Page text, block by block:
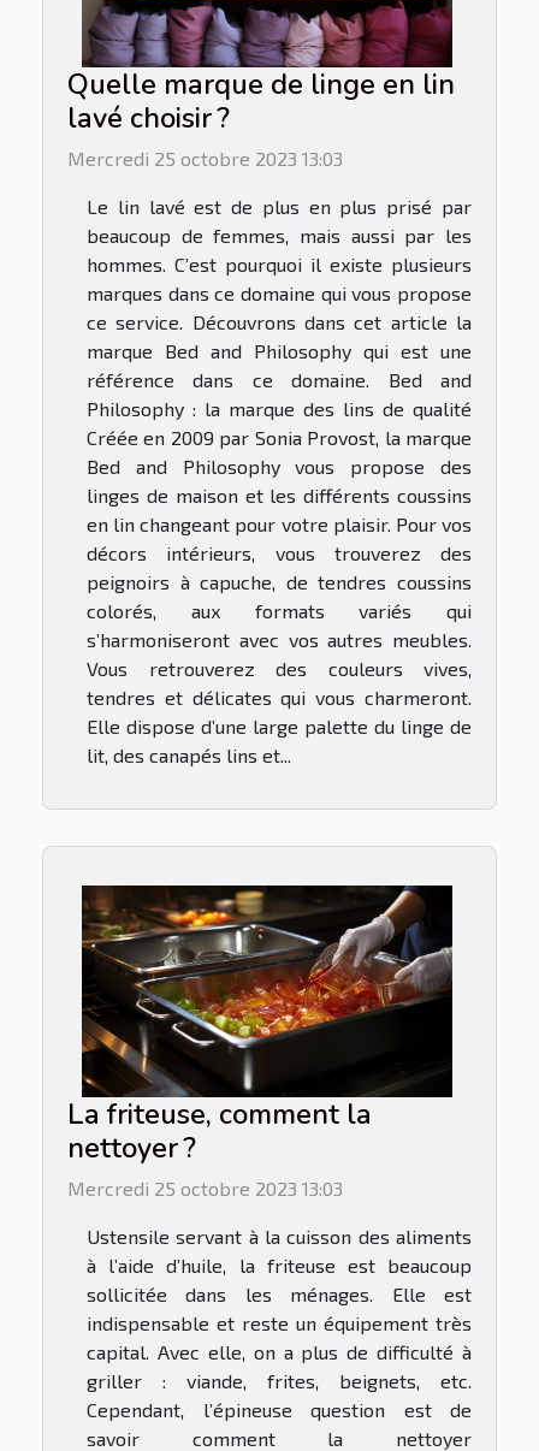
Quelle marque de linge en lin
lavé choisir ?
Mercredi 25 octobre 2023 13:03
Le lin lavé est de plus en plus prisé par
beaucoup de femmes, mais aussi par les
hommes. C’est pourquoi il existe plusieurs
marques dans ce domaine qui vous propose
ce service. Découvrons dans cet article la
marque Bed and Philosophy qui est une
référence dans ce domaine. Bed and
Philosophy : la marque des lins de qualité
Créée en 2009 par Sonia Provost, la marque
Bed and Philosophy vous propose des
linges de maison et les différents coussins
en lin changeant pour votre plaisir. Pour vos
décors intérieurs, vous trouverez des
peignoirs à capuche, de tendres coussins
colorés, aux formats variés qui
s’harmoniseront avec vos autres meubles.
Vous retrouverez des couleurs vives,
tendres et délicates qui vous charmeront.
Elle dispose d’une large palette du linge de
lit, des canapés lins et...
La friteuse, comment la
nettoyer ?
Mercredi 25 octobre 2023 13:03
Ustensile servant à la cuisson des aliments
à l’aide d’huile, la friteuse est beaucoup
sollicitée dans les ménages. Elle est
indispensable et reste un équipement très
capital. Avec elle, on a plus de difficulté à
griller : viande, frites, beignets, etc.
Cependant, l’épineuse question est de
savoir comment la nettoyer